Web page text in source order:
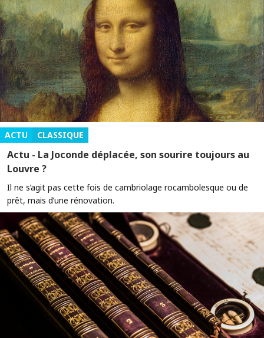
ACTU CLASSIQUE
Actu - La Joconde déplacée, son sourire toujours au
Louvre ?
Il ne s’agit pas cette fois de cambriolage rocambolesque ou de
prêt, mais d’une rénovation.